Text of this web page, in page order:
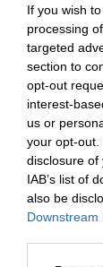
If you wish
processing
targeted
section to
opt-out
interest-
us or
your opt-out.
disclosure of
IAB’s list of
also be
Downstream
mwynhau.
roeddwn i
Mae’r grant
gyfer y
Meddai’r
maen nhw'n
"Mae ein